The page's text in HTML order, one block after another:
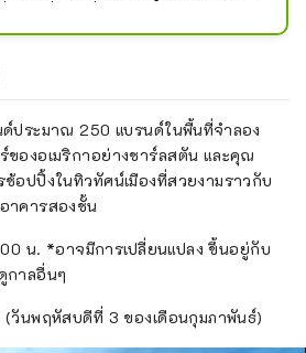
ดโอซาก้า ยิ่งไปกว่านั้น ตลาดกลาง
งเชื่อมต่อโดยตรงกับสหกรณ์
ด้ในวันนั้นจะถูกขายตามสภาพที่เป็น
กจากขายอาหารทะเลแล้ว ยังมี
าหารและร้านซูชิที่คุณสามารถ
เพลินกับปลาสดได้ทันที
ด์ประมาณ 250 แบรนด์ในพื้นที่จำลอง
ของอเมริกาอย่างชาร์ลสตัน และคุณ
ช้อปปิ้งในทิวทัศน์เมืองที่สวยงามราวกับ
าคารสองชั้น
น. *อาจมีการเปลี่ยนแปลง ขึ้นอยู่กับ
กาลอื่นๆ
วันพฤหัสบดีที่ 3 ของเดือนกุมภาพันธ์)